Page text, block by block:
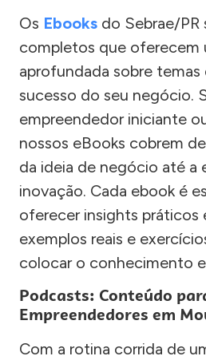
Os Ebooks do Sebrae/PR
completos que oferecem
aprofundada sobre temas
sucesso do seu negócio.
empreendedor iniciante
nossos eBooks cobrem
da ideia de negócio até a
inovação. Cada ebook é
oferecer insights práticos
exemplos reais e
colocar o conhecimento
Podcasts: Conteúdo
Empreendedores em
Com a rotina corrida de